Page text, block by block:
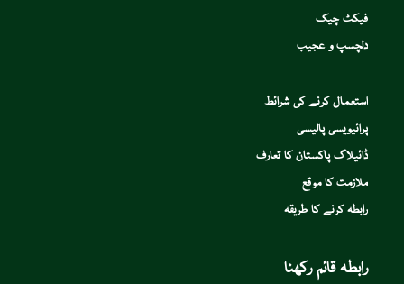
فیکٹ چیک
دلچسپ و عجیب
استعمال کرنے کی شرائط
پرائیویسی پالیسی
ڈائیلاگ پاکستان کا تعارف
ملازمت کا موقع
رابطہ کرنے کا طریقہ
رابطہ قائم رکھنا